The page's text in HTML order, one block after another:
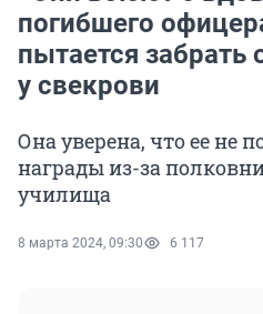
погибшего
пытается
у свекрови
Она уверена, что ее не
награды из-за
училища
8 марта 2024, 09:30 6 117